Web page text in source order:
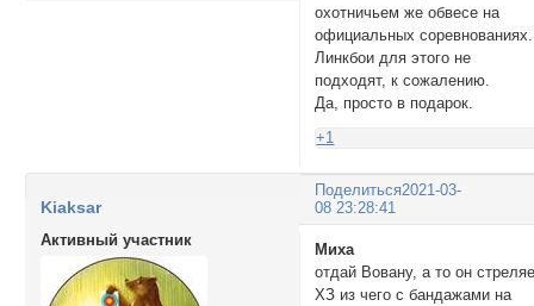
охотничьем же обвесе на
официальных соревнованиях.
Линкбои для этого не
подходят, к сожалению.
Да, просто в подарок.
+1
Поделиться2021-03-
08 23:28:41
Kiaksar
Активный участник
Миха
отдай Вовану, а то он
ХЗ из чего с бандажами на